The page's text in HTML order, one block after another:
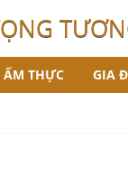
ẨM THỰC GIA